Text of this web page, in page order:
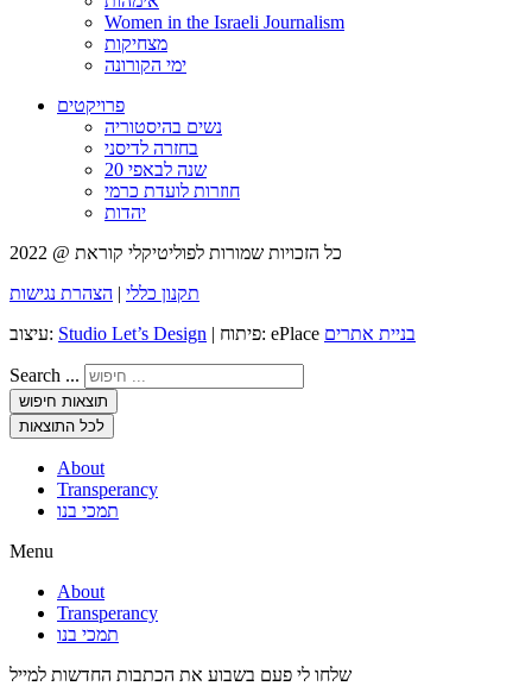
Women in the Israeli Journalism
מצחיקות
ימי הקורונה
פרויקטים
נשים בהיסטוריה
בחזרה לדיסני
20 שנה לבאפי
חוזרות לועדת כרמי
יהדות
תקנון כללי | הצהרת נגישות
עיצוב: Studio Let’s Design | פיתוח: ePlace בניית אתרים
Search ...
תוצאות חיפוש
לכל התוצאות
About
Transperancy
תמכי בנו
Menu
About
Transperancy
תמכי בנו
שלחו לי פעם בשבוע את הכתבות החדשות למייל